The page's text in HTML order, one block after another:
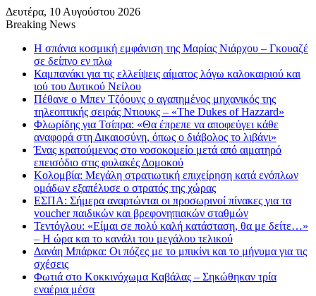
Δευτέρα, 10 Αυγούστου 2026
Breaking News
Η σπάνια κοσμική εμφάνιση της Μαρίας Νιάρχου – Γκουαζέ
σε δείπνο εν πλω
Καμπανάκι για τις ελλείψεις αίματος λόγω καλοκαιριού και
ιού του Δυτικού Νείλου
Πέθανε ο Μπεν Τζόουνς ο αγαπημένος μηχανικός της
τηλεοπτικής σειράς Ντιουκς – «The Dukes of Hazzard»
Φλωρίδης για Τσίπρα: «Θα έπρεπε να αποφεύγει κάθε
αναφορά στη Δικαιοσύνη, όπως ο διάβολος το λιβάνι»
Ένας κρατούμενος στο νοσοκομείο μετά από αιματηρό
επεισόδιο στις φυλακές Δομοκού
Κολομβία: Μεγάλη στρατιωτική επιχείρηση κατά ενόπλων
ομάδων εξαπέλυσε ο στρατός της χώρας
ΕΣΠΑ: Σήμερα αναρτώνται οι προσωρινοί πίνακες για τα
voucher παιδικών και βρεφονηπιακών σταθμών
Τεντόγλου: «Είμαι σε πολύ καλή κατάσταση, θα με δείτε…»
– Η ώρα και το κανάλι του μεγάλου τελικού
Δανάη Μπάρκα: Οι πόζες με το μπικίνι και το μήνυμα για τις
σχέσεις
Φωτιά στο Κοκκινόχωμα Καβάλας – Σηκώθηκαν τρία
εναέρια μέσα